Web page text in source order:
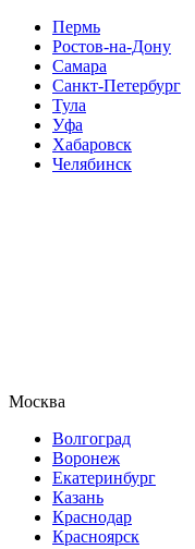
Пермь
Ростов-на-Дону
Самара
Санкт-Петербург
Тула
Уфа
Хабаровск
Челябинск
Москва
Волгоград
Воронеж
Екатеринбург
Казань
Краснодар
Красноярск